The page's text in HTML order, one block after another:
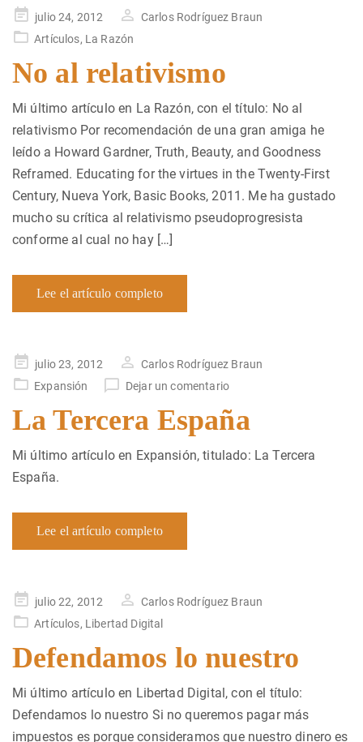
Publicado
en
julio 24, 2012
Carlos Rodríguez Braun
Artículos, La Razón
No al relativismo
Mi último artículo en La Razón, con el título: No al
relativismo Por recomendación de una gran amiga he
leído a Howard Gardner, Truth, Beauty, and Goodness
Reframed. Educating for the virtues in the Twenty-First
Century, Nueva York, Basic Books, 2011. Me ha gustado
mucho su crítica al relativismo pseudoprogresista
conforme al cual no hay […]
Lee el artículo completo
Publicado
en
julio 23, 2012
Carlos Rodríguez Braun
Expansión
Dejar un comentario
La Tercera España
Mi último artículo en Expansión, titulado: La Tercera
España.
Lee el artículo completo
Publicado
en
julio 22, 2012
Carlos Rodríguez Braun
Artículos, Libertad Digital
Defendamos lo nuestro
Mi último artículo en Libertad Digital, con el título:
Defendamos lo nuestro Si no queremos pagar más
impuestos es porque consideramos que nuestro dinero es